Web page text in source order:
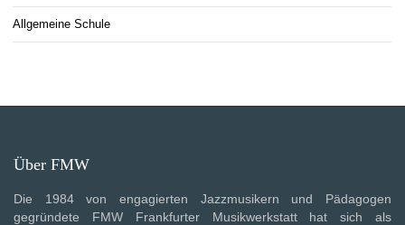
Allgemeine Schule
Über FMW
Die 1984 von engagierten Jazzmusikern und Pädagogen
gegründete FMW Frankfurter Musikwerkstatt hat sich als